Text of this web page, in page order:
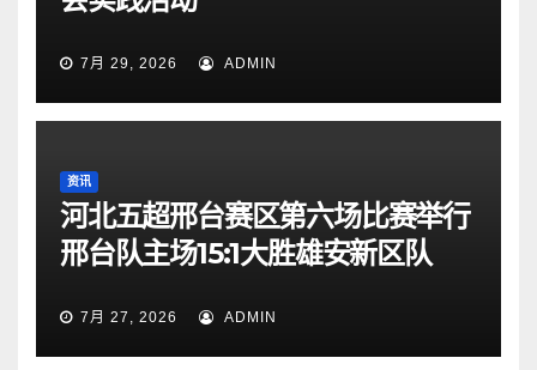
7月 29, 2026 ADMIN
资讯
河北五超邢台赛区第六场比赛举行
邢台队主场15:1大胜雄安新区队
7月 27, 2026 ADMIN